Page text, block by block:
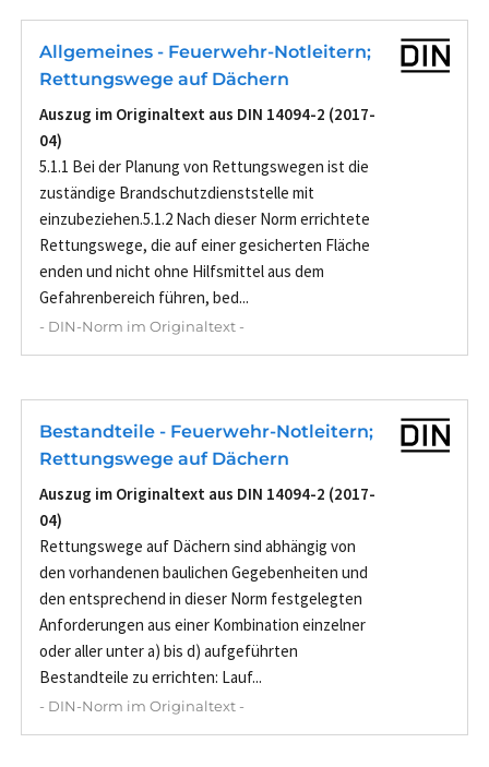
Allgemeines - Feuerwehr-Notleitern;
Rettungswege auf Dächern
Auszug im Originaltext aus DIN 14094-2 (2017-
04)
5.1.1 Bei der Planung von Rettungswegen ist die
zuständige Brandschutzdienststelle mit
einzubeziehen.5.1.2 Nach dieser Norm errichtete
Rettungswege, die auf einer gesicherten Fläche
enden und nicht ohne Hilfsmittel aus dem
Gefahrenbereich führen, bed...
- DIN-Norm im Originaltext -
Bestandteile - Feuerwehr-Notleitern;
Rettungswege auf Dächern
Auszug im Originaltext aus DIN 14094-2 (2017-
04)
Rettungswege auf Dächern sind abhängig von
den vorhandenen baulichen Gegebenheiten und
den entsprechend in dieser Norm festgelegten
Anforderungen aus einer Kombination einzelner
oder aller unter a) bis d) aufgeführten
Bestandteile zu errichten: Lauf...
- DIN-Norm im Originaltext -